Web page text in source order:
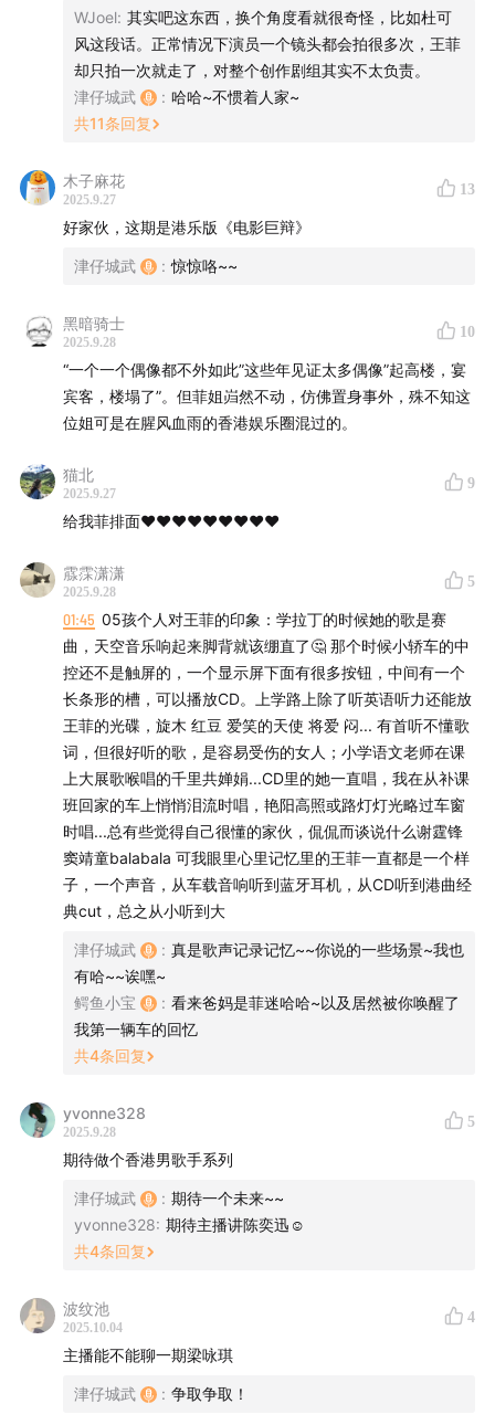
在无数乐迷心中，她不仅是一位歌手，更是一个文化符
这条主线出发，回溯她的成长轨迹：从年少加入银河少年
合唱团、14岁初登央视独唱，到15岁模仿邓丽君初试啼
声；从只身闯荡香港，经历“王菲→王靖雯→王菲”的姓名
轮回，再到一步步封神，唱红无数金曲。节目中也会穿插
选歌过程更是充满甜蜜的纠结，从经典到私藏，每首割爱
（毕竟菲姐的金曲实在太多，三天三夜也讲不完！）。
歌声缠绕的青春记忆，也有被她音乐刻印的时代轨迹。
重温王菲，也是在重温我们的成长，以及家国变迁的片
段。
所以，无论你正在家中休息，还是在旅途中奔波，都希望
WJoel: 其实吧这东西，换个角度看就很奇怪，比如杜可
风这段话。正常情况下演员一个镜头都会拍很多次，王菲
却只拍一次就走了，对整个创作剧组其实不太负责。
津仔城武
: 哈哈~不惯着人家~
共11条回复
木子麻花
2025.9.27
13
好家伙，这期是港乐版《电影巨辩》
津仔城武 : 惊惊咯~~
黑暗骑士
2025.9.28
10
“一个一个偶像都不外如此”这些年见证太多偶像”起高楼，宴
宾客，楼塌了”。但菲姐岿然不动，仿佛置身事外，殊不知这
位姐可是在腥风血雨的香港娱乐圈混过的。
猫北
2025.9.27
9
给我菲排面❤️❤️❤️❤️❤️❤️❤️❤️❤️
霡霂潇潇
2025.9.28
5
01:45 05孩个人对王菲的印象：学拉丁的时候她的歌是赛
曲，天空音乐响起来脚背就该绷直了🤔 那个时候小轿车的中
控还不是触屏的，一个显示屏下面有很多按钮，中间有一个
长条形的槽，可以播放CD。上学路上除了听英语听力还能放
王菲的光碟，旋木 红豆 爱笑的天使 将爱 闷... 有首听不懂歌
词，但很好听的歌，是容易受伤的女人；小学语文老师在课
上大展歌喉唱的千里共婵娟...CD里的她一直唱，我在从补课
班回家的车上悄悄泪流时唱，艳阳高照或路灯灯光略过车窗
时唱...总有些觉得自己很懂的家伙，侃侃而谈说什么谢霆锋
窦靖童balabala 可我眼里心里记忆里的王菲一直都是一个样
子，一个声音，从车载音响听到蓝牙耳机，从CD听到港曲经
典cut，总之从小听到大
津仔城武 : 真是歌声记录记忆~~你说的一些场景~我也
有哈~~诶嘿~
鳄鱼小宝
: 看来爸妈是菲迷哈哈~以及居然被你唤醒了
我第一辆车的回忆
共4条回复
yvonne328
2025.9.28
5
期待做个香港男歌手系列
津仔城武 : 期待一个未来~~
yvonne328: 期待主播讲陈奕迅☺️
共4条回复
波纹池
2025.10.04
4
主播能不能聊一期梁咏琪
津仔城武 : 争取争取！